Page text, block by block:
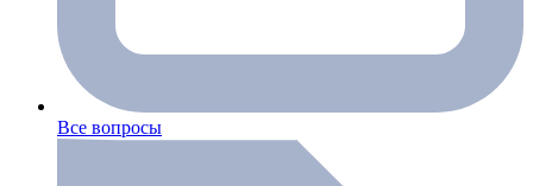
Все вопросы